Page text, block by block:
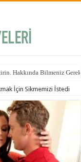
Hakkında Bilmeniz
İçin Sikmemizi İstedi